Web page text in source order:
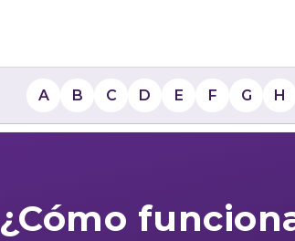
A B C D E F G H
¿Cómo